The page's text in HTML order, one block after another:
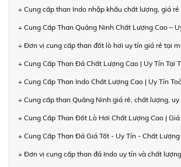
+ Cung cấp than Indo nhập khẩu chất lượng, giá rẻ
+ Cung Cấp Than Quảng Ninh Chất Lượng Cao –
+ Đơn vị cung cấp than đốt lò hơi uy tín giá rẻ tại
+ Cung Cấp Than Đá Chất Lượng Cao | Uy Tín Tại
+ Cung Cấp Than Indo Chất Lượng Cao | Uy Tín
+ Cung cấp than Quảng Ninh giá rẻ, chất lượng,
+ Cung Cấp Than Đốt Lò Hơi Chất Lượng Cao | Giá
+ Cung Cấp Than Đá Giá Tốt - Uy Tín - Chất Lượng
+ Đơn vị cung cấp than đá Indo uy tín và chất lượng